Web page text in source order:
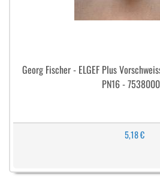
Georg Fischer - ELGEF Plus
PN16 -
5,18 €